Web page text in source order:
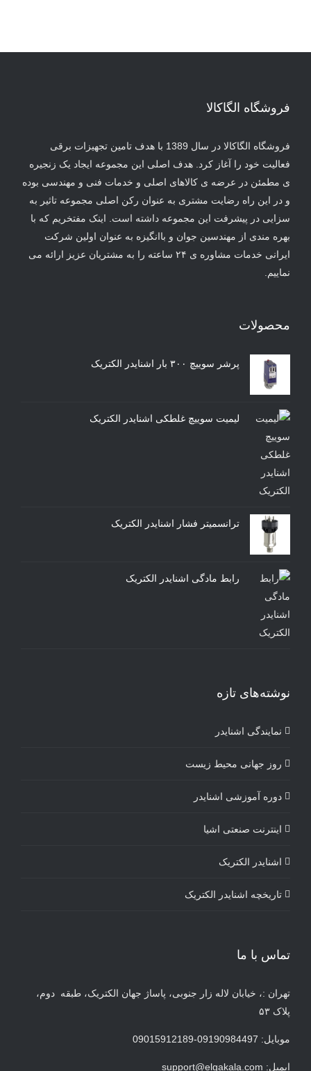
فروشگاه الگاکالا
فروشگاه الگاکالا در سال 1389 با هدف تامین تجهیزات برقی
فعالیت خود را آغاز کرد. هدف اصلی این مجموعه ایجاد یک زنجیره
ی مطمئن در عرضه ی کالاهای اصلی و خدمات فنی و مهندسی بوده
و در این راه رضایت مشتری به عنوان رکن اصلی مجموعه تاثیر به
سزایی در پیشرفت این مجموعه داشته است. اینک مفتخریم که با
بهره مندی از مهندسین جوان و باانگیزه به عنوان اولین شرکت
ایرانی خدمات مشاوره ی ۲۴ ساعته را به مشتریان عزیز ارائه می
نماییم.
محصولات
پرشر سوییچ ۳۰۰ بار اشنایدر الکتریک
لیمیت سوییچ غلطکی اشنایدر الکتریک
ترانسمیتر فشار اشنایدر الکتریک
رابط مادگی اشنایدر الکتریک
نوشته‌های تازه
نمایندگی اشنایدر
روز جهانی محیط زیست
دوره آموزشی اشنایدر
اینترنت صنعتی اشیا
اشنایدر الکتریک
تاریخچه اشنایدر الکتریک
تماس با ما
تهران :، خیابان لاله زار جنوبی، پاساژ جهان الکتریک، طبقه دوم،
پلاک ۵۳
موبایل: 09190984497-09015912189
ایمیل: support@elgakala.com